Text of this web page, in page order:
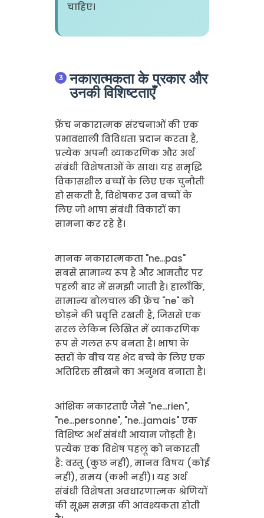
चाहिए।
नकारात्मकता के प्रकार और
उनकी विशिष्टताएँ
फ्रेंच नकारात्मक संरचनाओं की एक
प्रभावशाली विविधता प्रदान करता है,
प्रत्येक अपनी व्याकरणिक और अर्थ
संबंधी विशेषताओं के साथ। यह समृद्धि
विकासशील बच्चों के लिए एक चुनौती
हो सकती है, विशेषकर उन बच्चों के
लिए जो भाषा संबंधी विकारों का
सामना कर रहे हैं।
मानक नकारात्मकता "ne...pas"
सबसे सामान्य रूप है और आमतौर पर
पहली बार में समझी जाती है। हालाँकि,
सामान्य बोलचाल की फ्रेंच "ne" को
छोड़ने की प्रवृत्ति रखती है, जिससे एक
सरल लेकिन लिखित में व्याकरणिक
रूप से गलत रूप बनता है। भाषा के
स्तरों के बीच यह भेद बच्चे के लिए एक
अतिरिक्त सीखने का अनुभव बनाता है।
आंशिक नकारताएँ जैसे "ne...rien",
"ne...personne", "ne...jamais" एक
विशिष्ट अर्थ संबंधी आयाम जोड़ती हैं।
प्रत्येक एक विशेष पहलू को नकारती
है: वस्तु (कुछ नहीं), मानव विषय (कोई
नहीं), समय (कभी नहीं)। यह अर्थ
संबंधी विशेषता अवधारणात्मक श्रेणियों
की सूक्ष्म समझ की आवश्यकता होती